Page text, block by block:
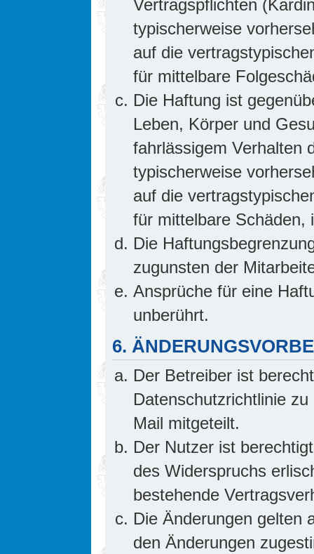
Vertragspflichten
typischerweise
auf die
für mittelbare
Die Haftung ist
Leben, Körper und
fahrlässigem Verhalten
typischerweise
auf die
für mittelbare Schäden,
Die
zugunsten der
Ansprüche für eine
unberührt.
6.
Der Betreiber ist
Datenschutzrichtlinie
Mail mitgeteilt.
Der Nutzer ist
des Widerspruchs
bestehende
Die Änderungen gelten
den Änderungen